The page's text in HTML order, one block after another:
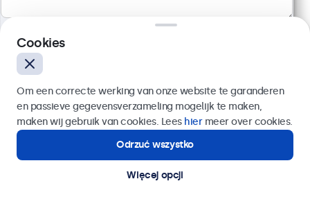
Wielopunktowy panel dotykowy Full HD
Montaż: biurkowy, w zabudowie, ścienny
Rozmiar: 522 x 317 x 45 mm
2 749,00 zł
Wyślij
Lub zadzwoń pod numer:22 397 04 43
Potrzebujesz pomocy?
Kontakt ze specjalistą.
Cookies
Om een correcte werking van onze website te garanderen
en passieve gegevensverzameling mogelijk te maken,
maken wij gebruik van cookies. Lees hiermeer over cookies.
Odrzuć wszystko
Więcej opcji